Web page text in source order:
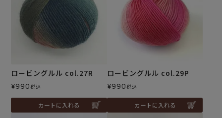
ロービングルル col.27R
¥990税込
カートに入れる
ロービングルル col.29P
¥990税込
カートに入れる